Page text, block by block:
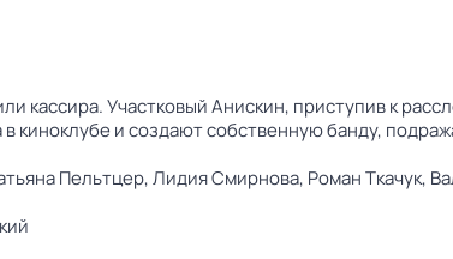
кассира. Участковый Анискин, приступив к
в киноклубе и создают собственную банду,
Пельтцер,Лидия Смирнова, Роман Ткачук,